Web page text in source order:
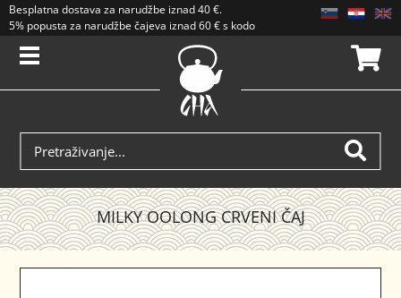
Besplatna dostava za narudžbe iznad40 €.
5% popusta za narudžbe čajeva iznad 60 € s kodom CAJ5. Popusti se ne
MILKY OOLONG CRVENI ČAJ